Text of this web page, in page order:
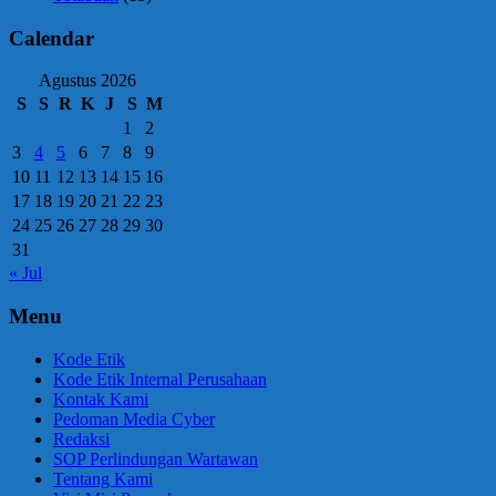
Calendar
Agustus 2026
S
S R K J S M
1
2
3
4 5 6 7 8
9
10 11 12 13 14 15 16
17 18 19 20 21 22 23
24 25 26 27 28 29 30
31
« Jul
Menu
Kode Etik
Kode Etik Internal Perusahaan
Kontak Kami
Pedoman Media Cyber
Redaksi
SOP Perlindungan Wartawan
Tentang Kami